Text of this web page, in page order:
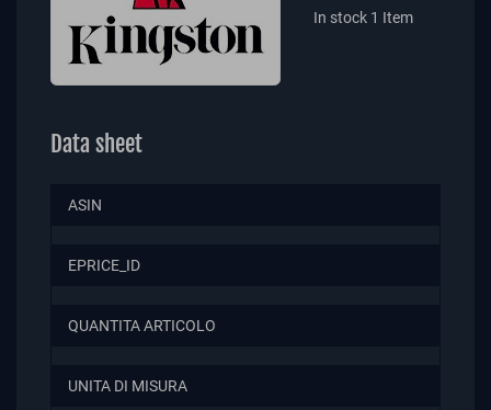
In stock 1 Item
Data sheet
ASIN
EPRICE_ID
QUANTITA ARTICOLO
UNITA DI MISURA